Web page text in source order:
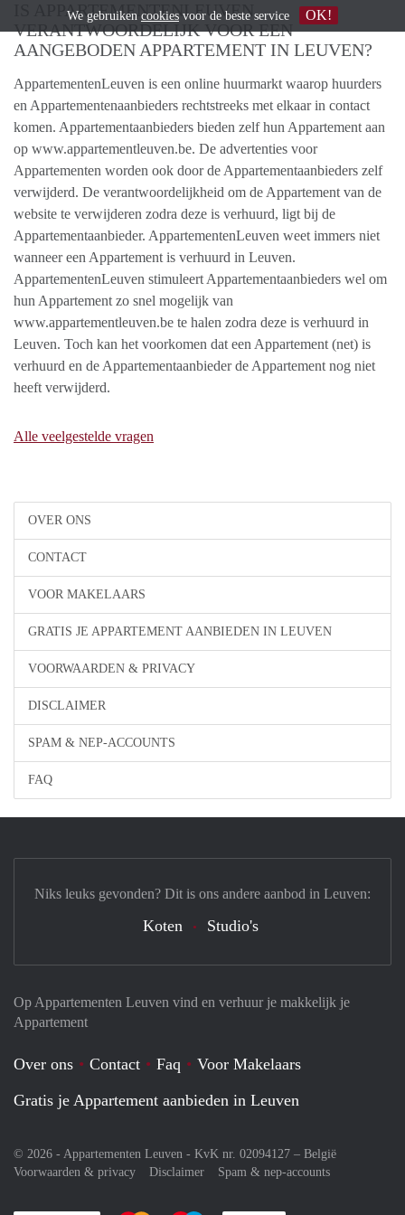
OVER ONS
CONTACT
VOOR MAKELAARS
GRATIS JE APPARTEMENT AANBIEDEN IN LEUVEN
VOORWAARDEN & PRIVACY
DISCLAIMER
SPAM & NEP-ACCOUNTS
FAQ
IS APPARTEMENTENLEUVEN
VERANTWOORDELIJK VOOR EEN
AANGEBODEN APPARTEMENT IN LEUVEN?
AppartementenLeuven is een online huurmarkt waarop huurders
en Appartementenaanbieders rechtstreeks met elkaar in contact
komen. Appartementaanbieders bieden zelf hun Appartement aan
op www.appartementleuven.be. De advertenties voor
Appartementen worden ook door de Appartementaanbieders zelf
verwijderd. De verantwoordelijkheid om de Appartement van de
website te verwijderen zodra deze is verhuurd, ligt bij de
Appartementaanbieder. AppartementenLeuven weet immers niet
wanneer een Appartement is verhuurd in Leuven.
AppartementenLeuven stimuleert Appartementaanbieders wel om
hun Appartement zo snel mogelijk van
www.appartementleuven.be te halen zodra deze is verhuurd in
Leuven. Toch kan het voorkomen dat een Appartement (net) is
verhuurd en de Appartementaanbieder de Appartement nog niet
heeft verwijderd.
Alle veelgestelde vragen
Op Appartementen Leuven vind en verhuur je makkelijk je
Appartement
Over ons Contact Faq
Voor Makelaars
Gratis je Appartement aanbieden in Leuven
© 2026 - Appartementen Leuven - KvK nr. 02094127 – België
Voorwaarden & privacy
Disclaimer Spam & nep-accounts
Niks leuks gevonden? Dit is ons andere aanbod in Leuven:
Koten Studio's
We gebruiken cookies voor de beste service OK!